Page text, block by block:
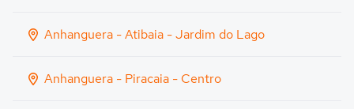
Anhanguera - Atibaia - Jardim do Lago
Anhanguera - Piracaia - Centro